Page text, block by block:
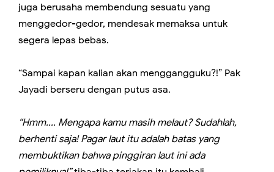
juga berusaha membendung sesuatu yang
menggedor-gedor, mendesak memaksa untuk
segera lepas bebas.
“Sampai kapan kalian akan menggangguku?!” Pak
Jayadi berseru dengan putus asa.
“Hmm.... Mengapa kamu masih melaut? Sudahlah,
berhenti saja! Pagar laut itu adalah batas yang
membuktikan bahwa pinggiran laut ini ada